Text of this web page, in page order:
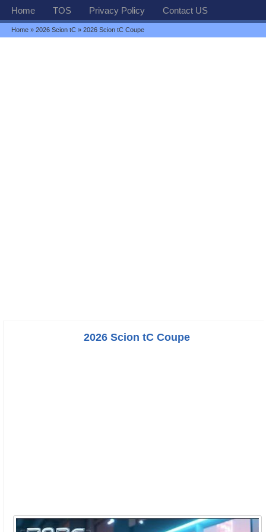
Home TOS Privacy Policy Contact US
Home »2026 Scion tC » 2026 Scion tC Coupe
2026 Scion tC Coupe